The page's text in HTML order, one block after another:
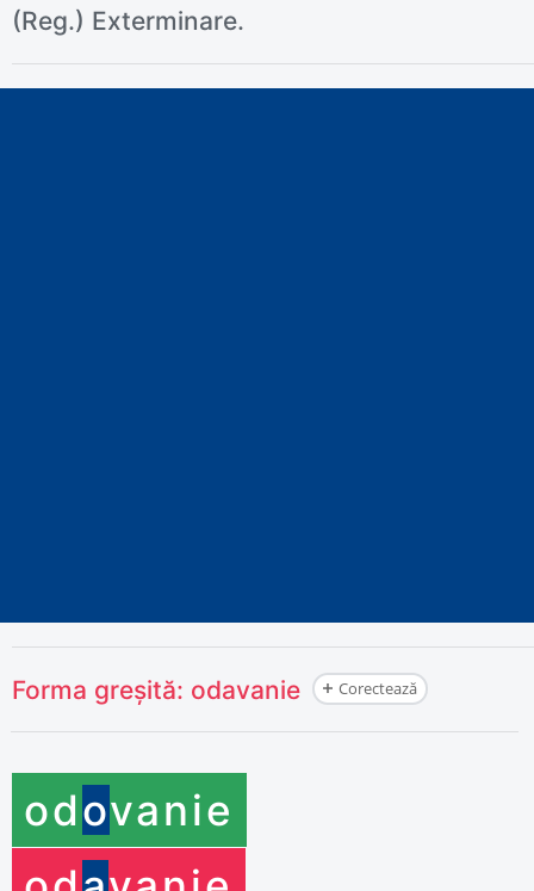
(Reg.) Exterminare.
Forma greșită: odavanie Corectează
odovanie